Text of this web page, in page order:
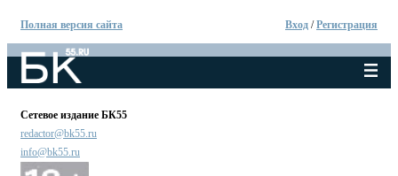
Полная версия сайта Вход /Регистрация
Сетевое издание БК55
redactor@bk55.ru
info@bk55.ru